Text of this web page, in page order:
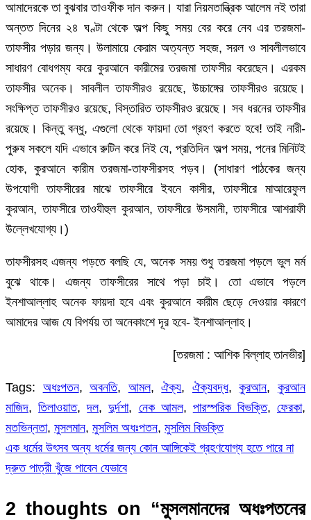
আমাদেরকে তা বুঝবার তাওফীক দান করুন। যারা নিয়মতান্ত্রিক আলেম নই তারা
অন্তত দিনের ২৪ ঘণ্টা থেকে অল্প কিছু সময় বের করে নেব এর তরজমা-
তাফসীর পড়ার জন্য। উলামায়ে কেরাম অত্যন্ত সহজ, সরল ও সাবলীলভাবে
সাধারণ বোধগম্য করে কুরআনে কারীমের তরজমা তাফসীর করেছেন। এরকম
তাফসীর অনেক। সাবলীল তাফসীরও রয়েছে, উচ্চাঙ্গের তাফসীরও রয়েছে।
সংক্ষিপ্ত তাফসীরও রয়েছে, বিস্তারিত তাফসীরও রয়েছে। সব ধরনের তাফসীর
রয়েছে। কিন্তু বন্ধু, এগুলো থেকে ফায়দা তো গ্রহণ করতে হবে! তাই নারী-
পুরুষ সকলে যদি এভাবে রুটিন করে নিই যে, প্রতিদিন অল্প সময়, পনের মিনিটই
হোক, কুরআনে কারীম তরজমা-তাফসীরসহ পড়ব। (সাধারণ পাঠকের জন্য
উপযোগী তাফসীরের মাঝে তাফসীরে ইবনে কাসীর, তাফসীরে মাআরেফুল
কুরআন, তাফসীরে তাওযীহুল কুরআন, তাফসীরে উসমানী, তাফসীরে আশরাফী
উল্লেখযোগ্য।)
তাফসীরসহ এজন্য পড়তে বলছি যে, অনেক সময় শুধু তরজমা পড়লে ভুল মর্ম
বুঝে থাকে। এজন্য তাফসীরের সাথে পড়া চাই। তো এভাবে পড়লে
ইনশাআল্লাহ অনেক ফায়দা হবে এবং কুরআনে কারীম ছেড়ে দেওয়ার কারণে
আমাদের আজ যে বিপর্যয় তা অনেকাংশে দূর হবে- ইনশাআল্লাহ।
[তরজমা : আশিক বিল্লাহ তানভীর]
Tags: অধঃপতন,অবনতি, আমল,ঐক্য, ঐক্যবদ্ধ,কুরআন,কুরআন
মাজিদ,তিলাওয়াত,দল,দুর্দশা, নেক আমল, পারস্পরিক বিভক্তি, ফেরকা,
মতভিন্নতা, মুসলমান, মুসলিম অধঃপতন, মুসলিম বিভক্তি
Post
navigation
এক ধর্মের উৎসব অন্য ধর্মের জন্য কোন আঙ্গিকেই গ্রহণযোগ্য হতে পারে না
দ্রুত পাত্রী খুঁজে পাবেন যেভাবে
2 thoughts on “মুসলমানদের অধঃপতনের